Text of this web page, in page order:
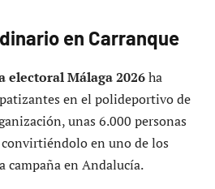
en Carranque
electoral Málaga 2026ha
en el polideportivo de
unas 6.000 personas
en uno de los
campaña en Andalucía.